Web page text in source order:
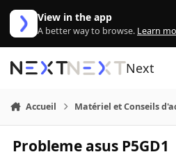
Aller au contenu
View in the app
A better way to browse. Learn
Next
Accueil Matériel et Conseils
Probleme asus P5GD1